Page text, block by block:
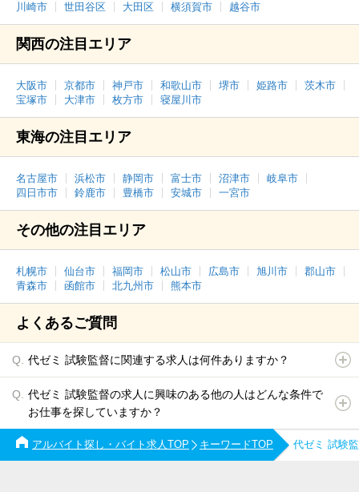
川崎市
世田谷区 大田区 横須賀市 越谷市
関西の注目エリア
大阪市 京都市 神戸市 和歌山市 堺市 姫路市
茨木市
宝塚市
大津市 枚方市 寝屋川市
東海の注目エリア
名古屋市 浜松市 静岡市 富士市 沼津市
岐阜市
四日市市
鈴鹿市 豊橋市 安城市 一宮市
その他の注目エリア
札幌市 仙台市 福岡市 松山市 広島市 旭川市
郡山市
青森市
函館市 北九州市 熊本市
よくあるご質問
代ゼミ 試験監督に関連する求人は何件ありますか？
代ゼミ 試験監督の求人に興味のある他の人はどんな条件で
お仕事を探していますか？
アルバイト探し・バイト求人TOP キーワードTOP 代ゼミ 試験